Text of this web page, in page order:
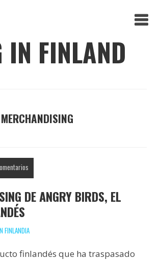
IN FINLAND
DE ANGRY BIRDS, EL
FINLANDIA
finlandés que ha traspasado